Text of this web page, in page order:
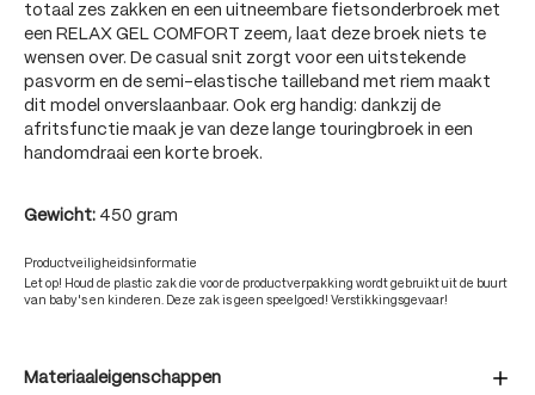
totaal zes zakken en een uitneembare fietsonderbroek met
een RELAX GEL COMFORT zeem, laat deze broek niets te
wensen over. De casual snit zorgt voor een uitstekende
pasvorm en de semi-elastische tailleband met riem maakt
dit model onverslaanbaar. Ook erg handig: dankzij de
afritsfunctie maak je van deze lange touringbroek in een
handomdraai een korte broek.
Gewicht: 450 gram
Productveiligheidsinformatie
Let op! Houd de plastic zak die voor de productverpakking wordt gebruikt uit de buurt
van baby's en kinderen. Deze zak is geen speelgoed! Verstikkingsgevaar!
Materiaaleigenschappen